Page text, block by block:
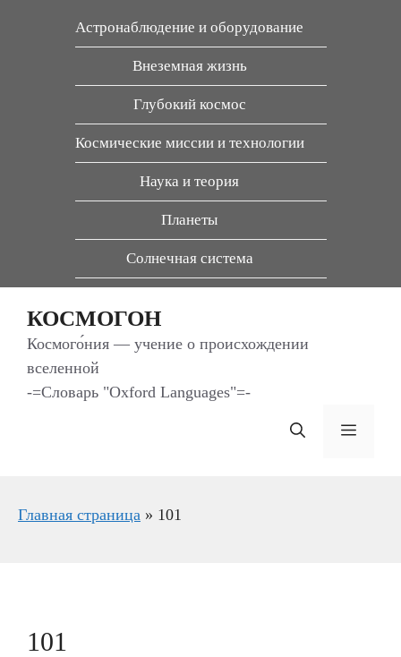
Астронаблюдение и оборудование
Внеземная жизнь
Глубокий космос
Космические миссии и технологии
Наука и теория
Планеты
Солнечная система
КОСМОГОН
Космого́ния — учение о происхождении
вселенной
-=Словарь "Oxford Languages"=-
Меню
Главная страница » 101
101